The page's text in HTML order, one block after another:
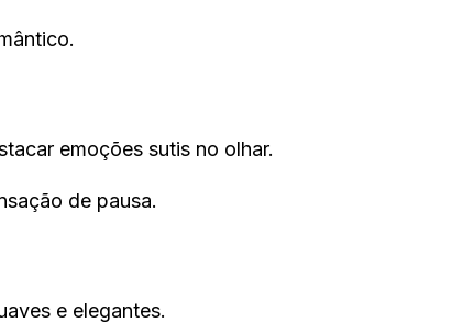
emoções sutis no olhar.
de pausa.
e elegantes.